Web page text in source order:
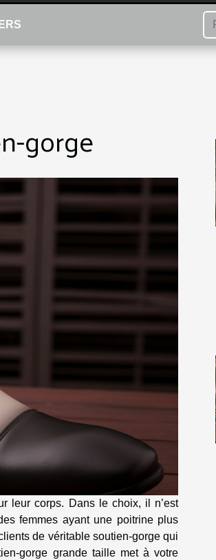
gorge
leur corps. Dans le choix, il n’est
femmes ayant une poitrine plus
de véritable soutien-gorge qui
gorge grande taille met à votre